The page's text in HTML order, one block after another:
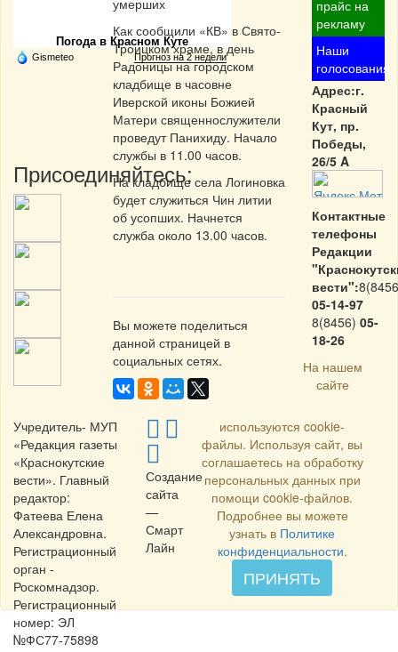
Частная реклама
Погода в Красном Куте
Gismeteo Прогноз на 2 недели
Присоединяйтесь:
умерших
Как сообщили «КВ» в Свято-
Троицком храме, в день
Радоницы на городском
кладбище в часовне
Иверской иконы Божией
Матери священнослужители
проведут Панихиду. Начало
службы в 11.00 часов.
На кладбище села Логиновка
будет служиться Чин литии
об усопших. Начнется
служба около 13.00 часов.
Вы можете поделиться
данной страницей в
социальных сетях.
прайс на
рекламу
Наши
голосования
Адрес:г.
Красный
Кут, пр.
Победы,
26/5 A
Контактные
телефоны
Редакции
вести":
05-14-97
8(8456) 05-
18-26
Учредитель- МУП
«Редакция газеты
«Краснокутские
вести». Главный
редактор:
Фатеева Елена
Александровна.
Регистрационный
орган -
Роскомнадзор.
Регистрационный
номер: ЭЛ
№ФС77-75898
Создание
сайта
—
Смарт
Лайн
На нашем
сайте
используются cookie-
файлы. Используя сайт, вы
соглашаетесь на обработку
персональных данных при
помощи cookie-файлов.
Подробнее вы можете
узнать в Политике
конфиденциальности.
ПРИНЯТЬ